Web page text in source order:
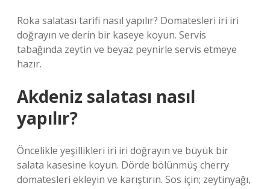
Roka salatası tarifi nasıl yapılır? Domatesleri iri iri
doğrayın ve derin bir kaseye koyun. Servis
tabağında zeytin ve beyaz peynirle servis etmeye
hazır.
Akdeniz salatası nasıl
yapılır?
Öncelikle yeşillikleri iri iri doğrayın ve büyük bir
salata kasesine koyun. Dörde bölünmüş cherry
domatesleri ekleyin ve karıştırın. Sos için; zeytinyağı,